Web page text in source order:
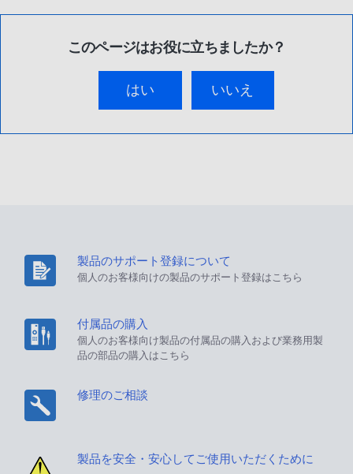
このページはお役に立ちましたか？
はい いいえ
製品のサポート登録について
個人のお客様向けの製品のサポート登録はこちら
付属品の購入
個人のお客様向け製品の付属品の購入および業務用製
品の部品の購入はこちら
修理のご相談
製品を安全・安心してご使用いただくために